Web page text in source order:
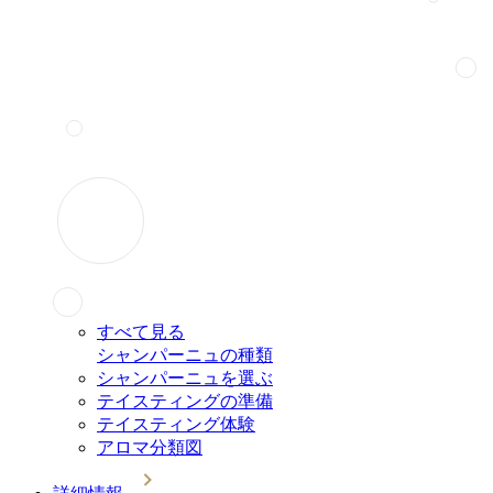
すべて見る
シャンパーニュの種類
シャンパーニュを選ぶ
テイスティングの準備
テイスティング体験
アロマ分類図